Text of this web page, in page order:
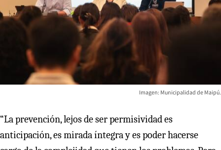
Imagen: Municipalidad de Maipú.
“La prevención, lejos de ser permisividad es
anticipación, es mirada íntegra y es poder hacerse